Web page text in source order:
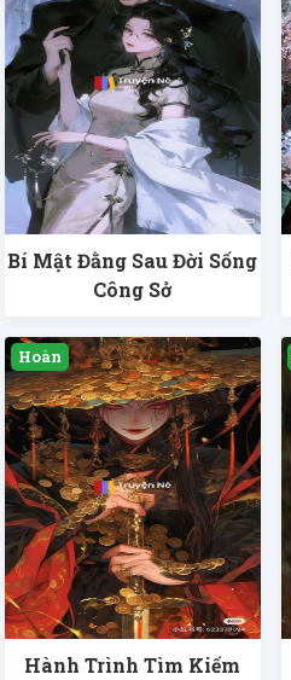
Bí Mật Đằng Sau Đời Sống
Công Sở
Hành Trình Tìm Kiếm